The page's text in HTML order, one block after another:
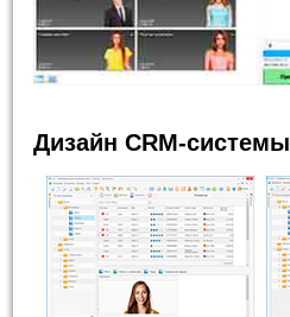
Дизайн CRM-системы